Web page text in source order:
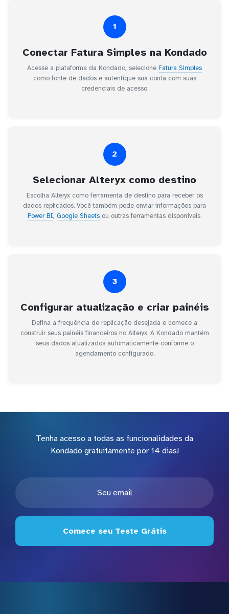
1
Conectar Fatura Simples na Kondado
Acesse a plataforma da Kondado, selecione Fatura Simples
como fonte de dados e autentique sua conta com suas
credenciais de acesso.
2
Selecionar Alteryx como destino
Escolha Alteryx como ferramenta de destino para receber os
dados replicados. Você também pode enviar informações para
Power BI, Google Sheets ou outras ferramentas disponíveis.
3
Configurar atualização e criar painéis
Defina a frequência de replicação desejada e comece a
construir seus painéis financeiros no Alteryx. A Kondado mantém
seus dados atualizados automaticamente conforme o
agendamento configurado.
Tenha acesso a todas as funcionalidades da
Kondado gratuitamente por 14 dias!
Comece seu Teste Grátis